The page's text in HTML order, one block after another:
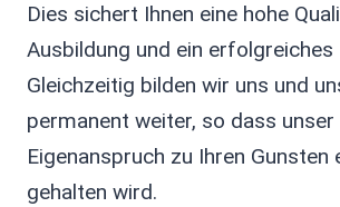
Dies sichert Ihnen eine hohe
Ausbildung und ein erfolgreiches
Gleichzeitig bilden wir uns und
permanent weiter, so dass unser
Eigenanspruch zu Ihren Gunsten
gehalten wird.